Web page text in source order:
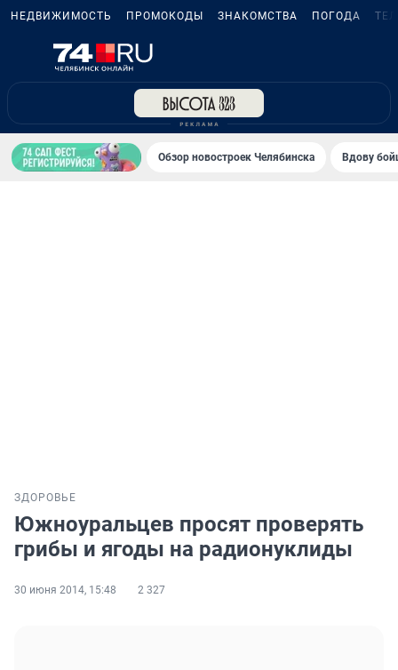
НЕДВИЖИМОСТЬ ПРОМОКОДЫ ЗНАКОМСТВА ПОГОДА
Обзор новостроек Челябинска Вдову
ЗДОРОВЬЕ
Южноуральцев просят проверять
грибы и ягоды на радионуклиды
30 июня 2014, 15:48 2 327